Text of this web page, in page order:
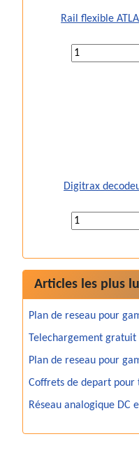
Rail flexible
Digitrax
Articles les plus
Plan de reseau pour
Telechargement gratuit
Plan de reseau pour
Coffrets de depart
Réseau analogique DC